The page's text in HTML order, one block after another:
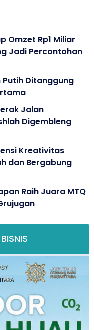
Omzet Rp1 Miliar
Jadi Percontohan
Putih Ditanggung
Jalan
Digembleng
Kreativitas
dan Bergabung
Raih Juara MTQ